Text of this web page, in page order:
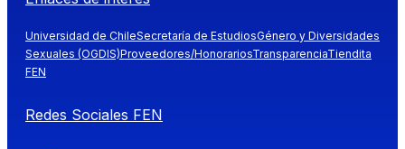
Universidad de ChileSecretaría de EstudiosGénero y Diversidades
Sexuales (OGDIS)Proveedores/HonorariosTransparenciaTiendita
FEN
Redes Sociales FEN